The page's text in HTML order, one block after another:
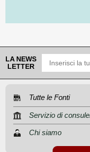
LA NEWS
LETTER
Tutte le Fonti
Servizio di
Chi siamo